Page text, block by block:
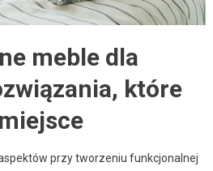
meble dla
które
przy tworzeniu funkcjonalnej